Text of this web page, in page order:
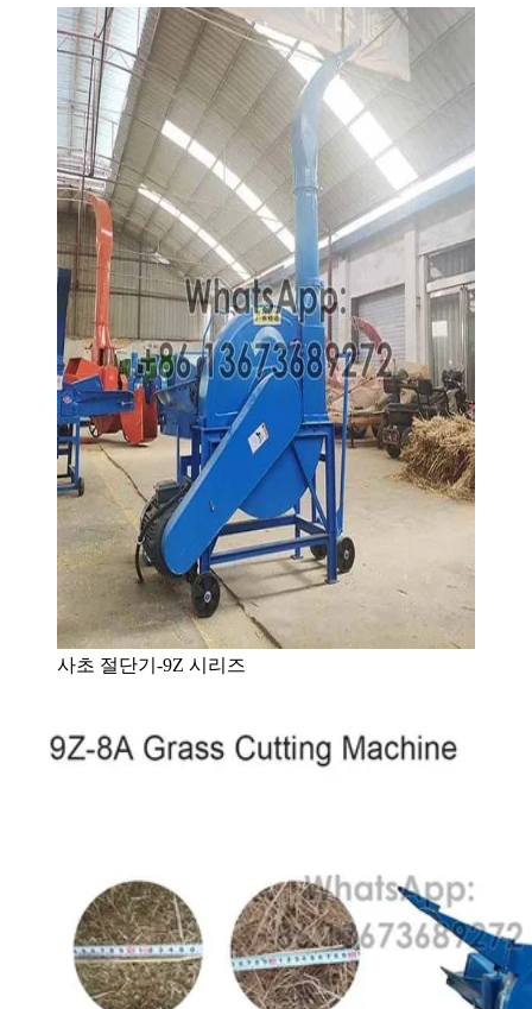
사초 절단기-9Z 시리즈